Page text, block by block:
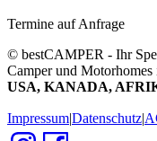
Termine auf Anfrage
© bestCAMPER - Ihr
Camper und Motorhomes
USA, KANADA,
Impressum|Datenschutz|